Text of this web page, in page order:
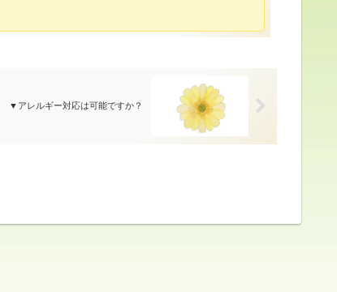
▼アレルギー対応は可能ですか？